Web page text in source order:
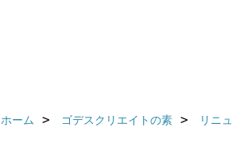
ホーム ゴデスクリエイトの素 リニ